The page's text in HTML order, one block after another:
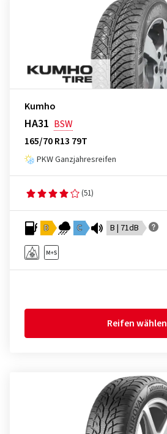
Kumho
HA31 BSW
165/70 R13 79T
PKW Ganzjahresreifen
(51)
D C B | 71dB
Reifen wählen